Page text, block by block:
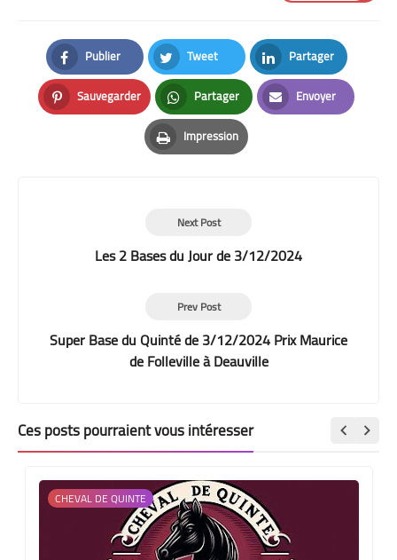
Publier
Facebook
Tweet
Twitter
Partager
LinkedIn
Sauvegarder
Pinterest
Partager
Whatsapp
Envoyer
Email
Impression
Print
Next Post
Les 2 Bases du Jour de 3/12/2024
Prev Post
Super Base du Quinté de 3/12/2024 Prix Maurice
de Folleville à Deauville
Ces posts pourraient vous intéresser
CHEVAL DE QUINTE